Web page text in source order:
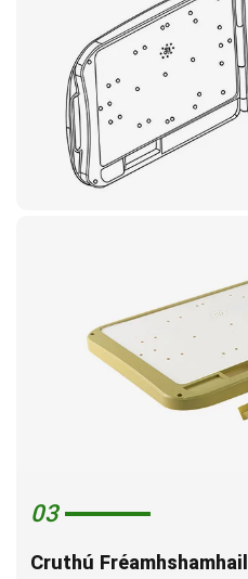
03
Cruthú Fréamhshamhail